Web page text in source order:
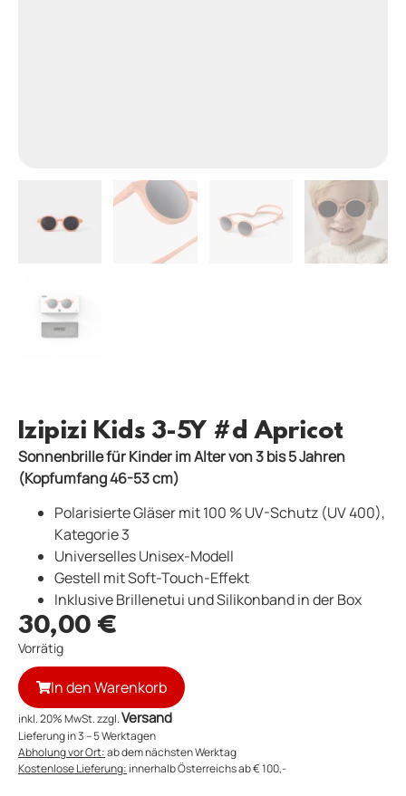
Izipizi Kids 3-5Y #d Apricot
Sonnenbrille für Kinder im Alter von 3 bis 5 Jahren
(Kopfumfang 46-53 cm)
Polarisierte Gläser mit 100 % UV-Schutz (UV 400),
Kategorie 3
Universelles Unisex-Modell
Gestell mit Soft-Touch-Effekt
Inklusive Brillenetui und Silikonband in der Box
30,00 €
Vorrätig
In den Warenkorb
inkl. 20% MwSt. zzgl.Versand
Lieferung in 3 – 5 Werktagen
Abholung vor Ort:ab dem nächsten Werktag
Kostenlose Lieferung: innerhalb Österreichs ab € 100,-